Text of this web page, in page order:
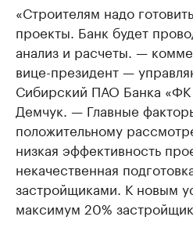
«Строителям надо
проекты. Банк будет
анализ и расчеты. —
вице-президент —
Сибирский ПАО Банка
Демчук. — Главные
положительному
низкая эффективность
некачественная
застройщиками. К новым
максимум 20%